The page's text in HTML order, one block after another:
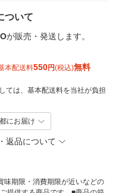
ついて
が販売・発送します。
本配送料550円(税込)無料
ては、基本配送料を当社が負担
にお届け
返品について
味期限・消費期限が近いなどの